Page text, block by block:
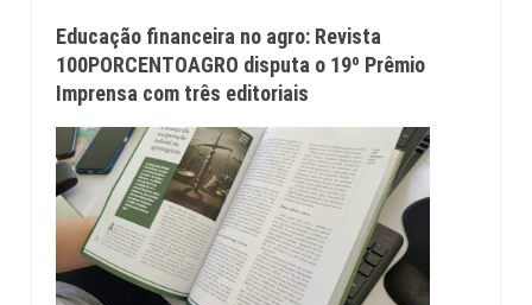
Educação financeira no agro: Revista
100PORCENTOAGRO disputa o 19º Prêmio
Imprensa com três editoriais